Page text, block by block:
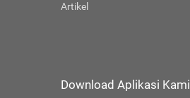
Artikel
Download Aplikasi Kami